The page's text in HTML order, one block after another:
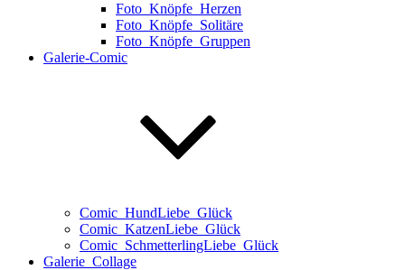
Foto_Knöpfe_Herzen
Foto_Knöpfe_Solitäre
Foto_Knöpfe_Gruppen
Galerie-Comic
Comic_HundLiebe_Glück
Comic_KatzenLiebe_Glück
Comic_SchmetterlingLiebe_Glück
Galerie_Collage